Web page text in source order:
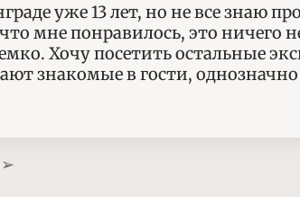
уже 13 лет, но не все знаю
мне понравилось, это ничего
Хочу посетить остальные
знакомые в гости,